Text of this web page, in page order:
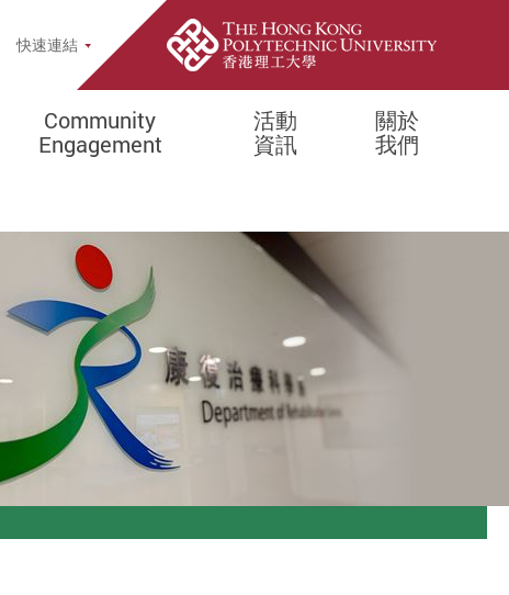
快速連結
Community
Engagement
活動
資訊
關於
我們